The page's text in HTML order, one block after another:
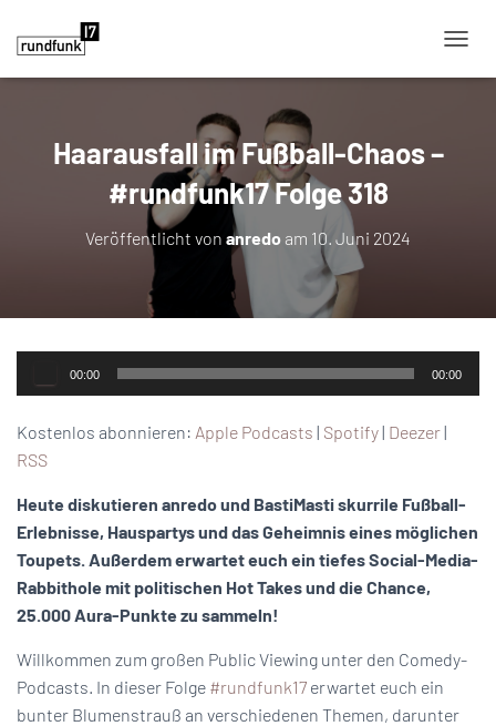
Haarausfall im Fußball-Chaos –
#rundfunk17 Folge 318
Veröffentlicht von anredo am 10. Juni 2024
Player
00:00 00:00
Kostenlos abonnieren: Apple Podcasts | Spotify| Deezer|
RSS
Heute diskutieren anredo und BastiMasti skurrile Fußball-
Erlebnisse, Hauspartys und das Geheimnis eines möglichen
Toupets. Außerdem erwartet euch ein tiefes Social-Media-
Rabbithole mit politischen Hot Takes und die Chance,
25.000 Aura-Punkte zu sammeln!
Willkommen zum großen Public Viewing unter den Comedy-
Podcasts. In dieser Folge #rundfunk17 erwartet euch ein
bunter Blumenstrauß an verschiedenen Themen, darunter